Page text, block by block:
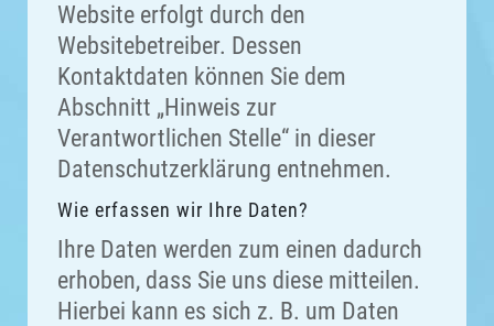
Website erfolgt durch den
Websitebetreiber. Dessen
Kontaktdaten können Sie dem
Abschnitt „Hinweis zur
Verantwortlichen Stelle“ in dieser
Datenschutzerklärung entnehmen.
Wie erfassen wir Ihre Daten?
Ihre Daten werden zum einen dadurch
erhoben, dass Sie uns diese mitteilen.
Hierbei kann es sich z. B. um Daten